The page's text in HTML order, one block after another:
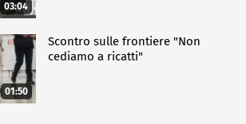
03:04
01:50
Scontro sulle frontiere "Non
cediamo a ricatti"